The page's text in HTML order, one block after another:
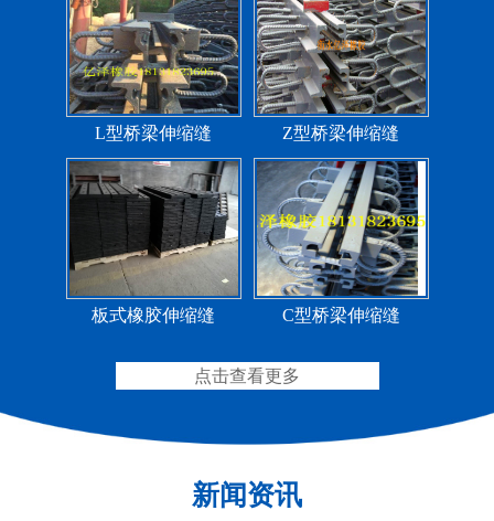
L型桥梁伸缩缝 Z型桥梁伸缩缝
板式橡胶伸缩缝 C型桥梁伸缩缝
200*25米圆形桥梁气囊 390*14米的圆形充气芯
点击查看更多
新闻资讯